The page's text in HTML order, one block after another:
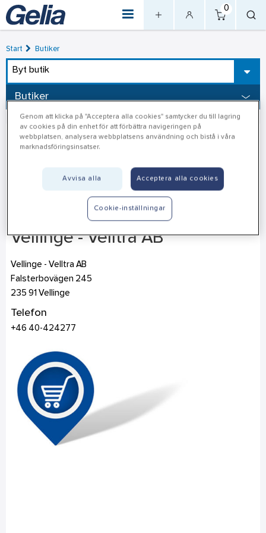
0
Start Butiker
Byt butik
Butiker
Vellinge - Velltra AB
Vellinge - Velltra AB
Falsterbovägen 245
235 91 Vellinge
Telefon
+46 40-424277
Genom att klicka på "Acceptera alla cookies" samtycker du till lagring
av cookies på din enhet för att förbättra navigeringen på
webbplatsen, analysera webbplatsens användning och bistå i våra
marknadsföringsinsatser.
Avvisa alla Acceptera alla cookies
Cookie-inställningar